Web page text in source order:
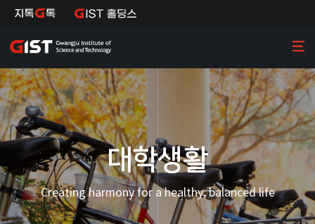
대학생활
Creating harmony for a healthy, balanced life